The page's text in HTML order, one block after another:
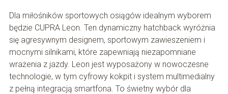
Dla miłośników sportowych osiągów idealnym wyborem
będzie CUPRA Leon. Ten dynamiczny hatchback wyróżnia
się agresywnym designem, sportowym zawieszeniem i
mocnymi silnikami, które zapewniają niezapomniane
wrażenia z jazdy. Leon jest wyposażony w nowoczesne
technologie, w tym cyfrowy kokpit i system multimedialny
z pełną integracją smartfona. To świetny wybór dla